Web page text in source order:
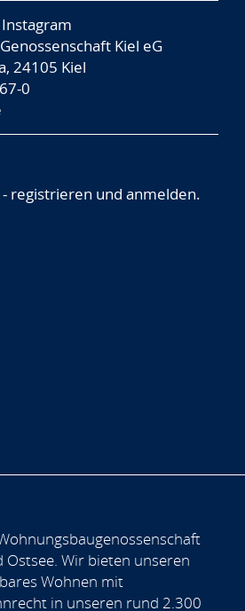
Instagram
Kiel eG
24105 Kiel
0
- registrieren und anmelden.
Wir bieten unseren
Wohnen mit
in unseren rund 2.300